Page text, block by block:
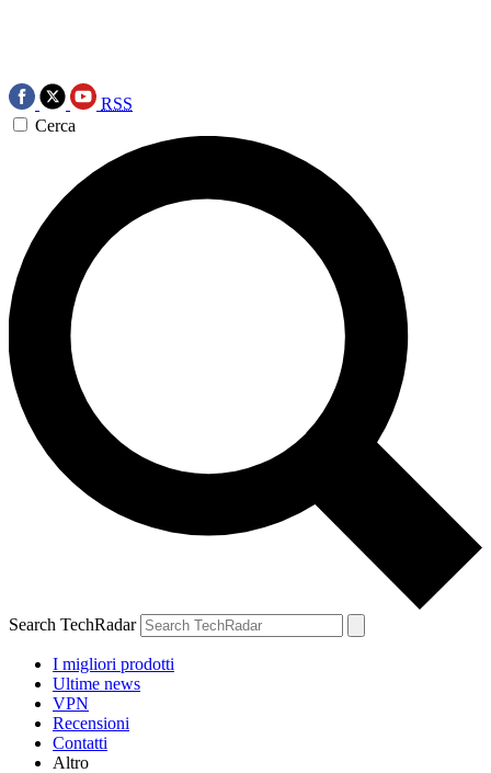
RSS
Cerca
Search TechRadar
I migliori prodotti
Ultime news
VPN
Recensioni
Contatti
Altro